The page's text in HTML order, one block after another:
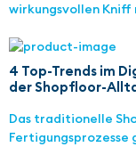
wirkungsvollen Kniff
4 Top-Trends im
der Shopfloor-
Das traditionelle
Fertigungsprozesse